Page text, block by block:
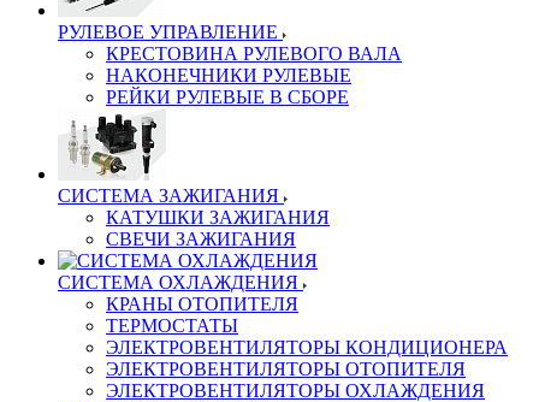
РУЛЕВОЕ УПРАВЛЕНИЕ
КРЕСТОВИНА РУЛЕВОГО ВАЛА
НАКОНЕЧНИКИ РУЛЕВЫЕ
РЕЙКИ РУЛЕВЫЕ В СБОРЕ
СИСТЕМА ЗАЖИГАНИЯ
КАТУШКИ ЗАЖИГАНИЯ
СВЕЧИ ЗАЖИГАНИЯ
СИСТЕМА ОХЛАЖДЕНИЯ
КРАНЫ ОТОПИТЕЛЯ
ТЕРМОСТАТЫ
ЭЛЕКТРОВЕНТИЛЯТОРЫ КОНДИЦИОНЕРА
ЭЛЕКТРОВЕНТИЛЯТОРЫ ОТОПИТЕЛЯ
ЭЛЕКТРОВЕНТИЛЯТОРЫ ОХЛАЖДЕНИЯ